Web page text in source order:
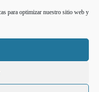
para optimizar nuestro sitio web y